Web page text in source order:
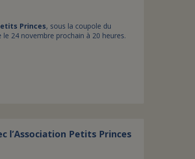
Princes, sous la coupole du
24 novembre prochain à 20 heures.
l’Association Petits Princes